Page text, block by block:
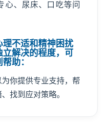
心、尿床、口吃等问
不适和精神困扰
解决的程度，可
助：
你提供专业支持，帮
找到应对策略。